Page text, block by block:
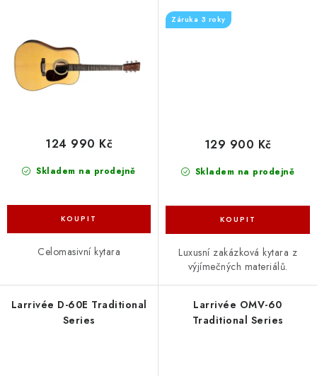
Skladem na prodejně
124 990 Kč
Celomasivní kytara
Záruka 3 roky
Skladem na prodejně
129 900 Kč
Luxusní zakázková kytara z
výjímečných materiálů.
Larrivée D-60E Traditional
Series
Larrivée OMV-60
Traditional Series